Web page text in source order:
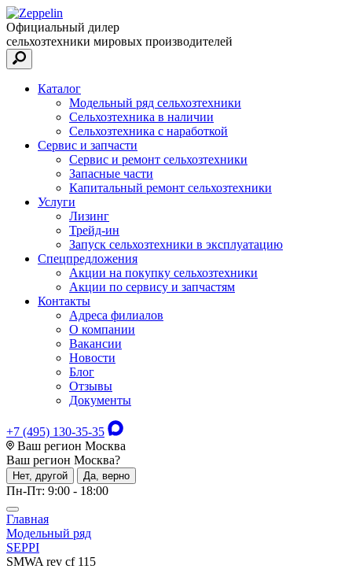
Официальный дилер
сельхозтехники мировых производителей
Каталог
Модельный ряд сельхозтехники
Сельхозтехника в наличии
Сельхозтехника с наработкой
Сервис и запчасти
Сервис и ремонт сельхозтехники
Запасные части
Капитальный ремонт сельхозтехники
Услуги
Лизинг
Трейд-ин
Запуск сельхозтехники в эксплуатацию
Спецпредложения
Акции на покупку сельхозтехники
Акции по сервису и запчастям
Контакты
Адреса филиалов
О компании
Вакансии
Новости
Блог
Отзывы
Документы
+7 (495) 130-35-35
Ваш регион Москва
Ваш регион Москва?
Нет, другой Да, верно
Пн-Пт: 9:00 - 18:00
Главная
Модельный ряд
SEPPI
SMWA rev cf 115